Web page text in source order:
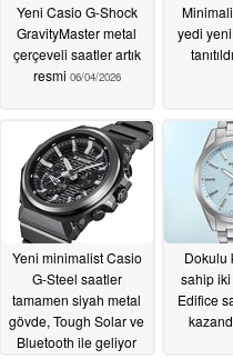
Yeni Casio G-Shock
GravityMaster metal
çerçeveli saatler artık
resmi 06/04/2026
yedi
tanıtıldı
Yeni minimalist Casio
G-Steel saatler
tamamen siyah metal
gövde, Tough Solar ve
Bluetooth ile geliyor
Dokulu
sahip
Edifice